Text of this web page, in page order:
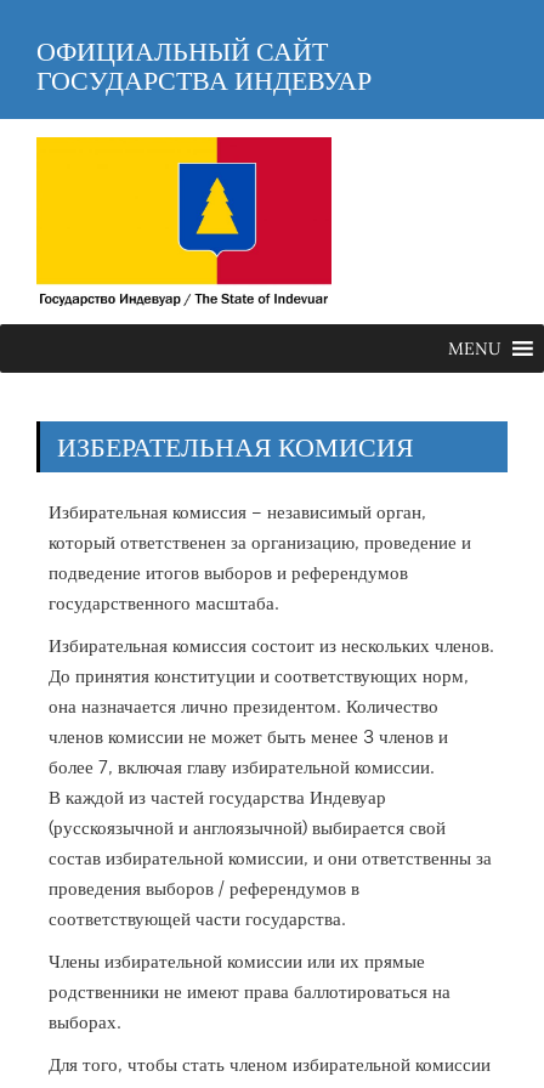
ОФИЦИАЛЬНЫЙ САЙТ
ГОСУДАРСТВА ИНДЕВУАР
MENU
ИЗБЕРАТЕЛЬНАЯ КОМИСИЯ
Избирательная комиссия – независимый орган,
который ответственен за организацию, проведение и
подведение итогов выборов и референдумов
государственного масштаба.
Избирательная комиссия состоит из нескольких членов.
До принятия конституции и соответствующих норм,
она назначается лично президентом. Количество
членов комиссии не может быть менее 3 членов и
более 7, включая главу избирательной комиссии.
В каждой из частей государства Индевуар
(русскоязычной и англоязычной) выбирается свой
состав избирательной комиссии, и они ответственны за
проведения выборов / референдумов в
соответствующей части государства.
Члены избирательной комиссии или их прямые
родственники не имеют права баллотироваться на
выборах.
Для того, чтобы стать членом избирательной комиссии